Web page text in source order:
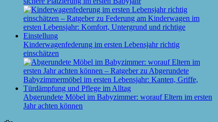
Kinderwagenfederung im ersten Lebensjahr richtig
einschätzen
Abgerundete Möbel im Babyzimmer: worauf Eltern im ersten
Jahr achten können